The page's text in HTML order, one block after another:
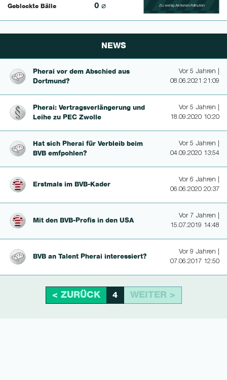
Geblockte Bälle 0 ⌀ Zu wenig Aktionen/Minuten
NEWS
Pherai vor dem Abschied aus
Dortmund?
Vor 5 Jahren |
08.06.2021 21:09
Pherai: Vertragsverlänge­rung und
Leihe zu PEC Zwolle
Vor 5 Jahren |
18.09.2020 10:20
Hat sich Pherai für Verbleib beim
BVB emfpohlen?
Vor 5 Jahren |
04.09.2020 13:54
Erstmals im BVB-Kader
Vor 6 Jahren |
06.06.2020 20:37
Mit den BVB-Profis in den USA
Vor 7 Jahren |
15.07.2019 14:48
BVB an Talent Pherai in­te­res­siert?
Vor 9 Jahren |
07.06.2017 12:50
< ZURÜCK 4 WEITER >